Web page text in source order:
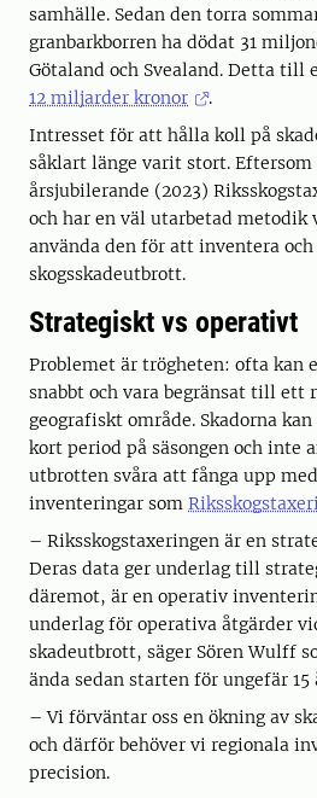
samhälle. Sedan den torra
granbarkborren ha dödat 31
Götaland och Svealand. Detta till
12 miljarder kronor
.
Intresset för att hålla koll på
såklart länge varit stort. Eftersom
årsjubilerande (2023)
och har en väl utarbetad metodik
använda den för att inventera
skogsskadeutbrott.
Strategiskt vs operativt
Problemet är trögheten: ofta kan
snabbt och vara begränsat till
geografiskt område. Skadorna
kort period på säsongen och inte
utbrotten svåra att fånga upp
inventeringar som
– Riksskogstaxeringen är en
Deras data ger underlag till
däremot, är en operativ
underlag för operativa åtgärder
skadeutbrott, säger Sören Wulff
ända sedan starten för ungefär 15
– Vi förväntar oss en ökning av
och därför behöver vi regionala
precision.